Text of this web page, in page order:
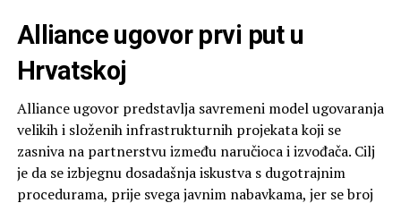
Alliance ugovor prvi put u
Hrvatskoj
Alliance ugovor predstavlja savremeni model ugovaranja
velikih i složenih infrastrukturnih projekata koji se
zasniva na partnerstvu između naručioca i izvođača. Cilj
je da se izbjegnu dosadašnja iskustva s dugotrajnim
procedurama, prije svega javnim nabavkama, jer se broj